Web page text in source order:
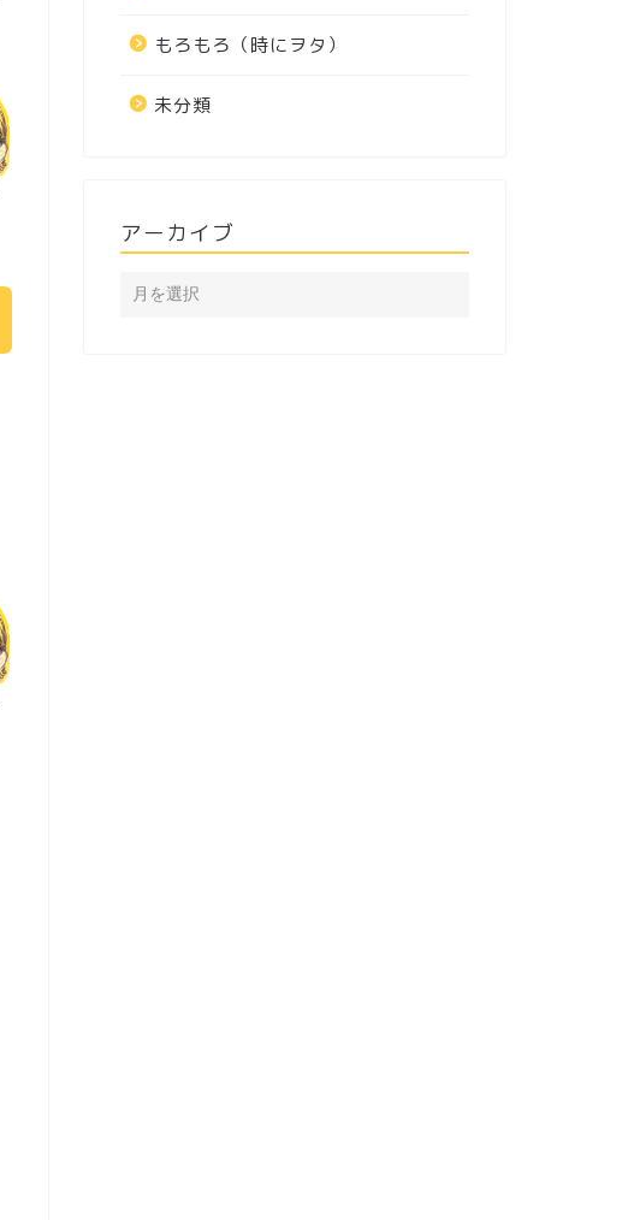
もろもろ（時にヲタ）
未分類
アーカイブ